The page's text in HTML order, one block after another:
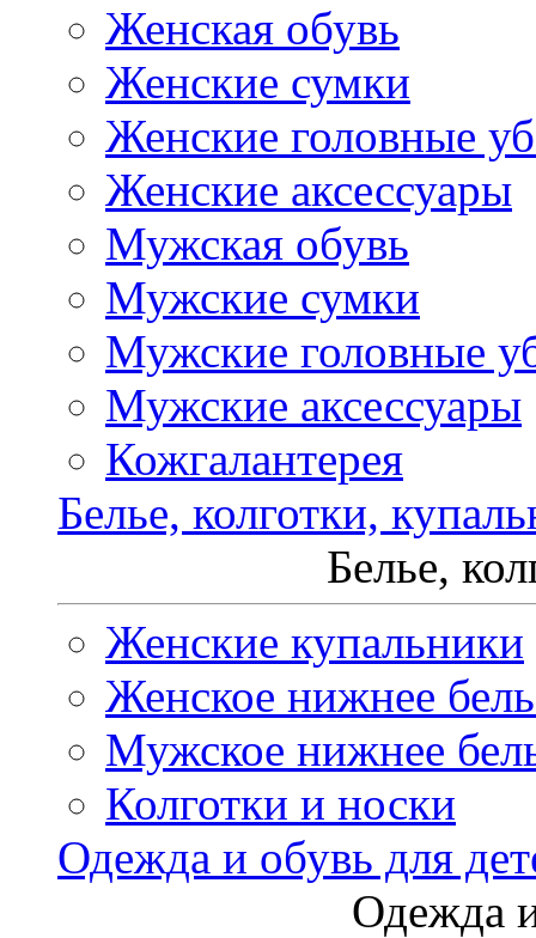
Женская обувь
Женские сумки
Женские головные
Женские аксессуары
Мужская обувь
Мужские сумки
Мужские головные
Мужские аксессуары
Кожгалантерея
Белье, колготки,
Белье,
Женские купальники
Женское нижнее
Мужское нижнее
Колготки и носки
Одежда и обувь для
Одежда